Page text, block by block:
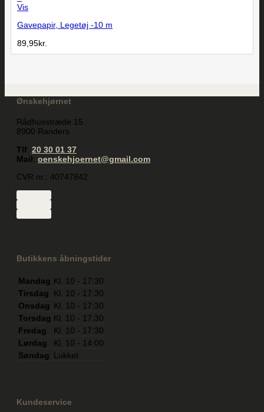
Vis
Gavepapir, Legetøj -10 m
89,95kr.
Ønskehjørnet
Rådhusstræde 15
8900 Randers
Tlf: 20 30 01 37
Mail: oenskehjoernet@gmail.com
CVR nr.: 40747842
Butikkens åbningstider
Mandag Kl. 10 - 17:30
Tirsdag
Kl. 10 - 17:30
Onsdag Kl. 10 - 17:30
Torsdag Kl. 10 - 17:30
Fredag
Kl. 10 - 17:30
Lørdag
Kl. 10 - 14:00
Søndag
Lukket
Kundeservice